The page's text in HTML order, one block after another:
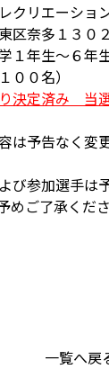
クリエーショ
区奈多１３０
１年生～６年
００名）
決定済み 当
は予告なく変
び参加選手は
めご了承くださ
一覧へ戻